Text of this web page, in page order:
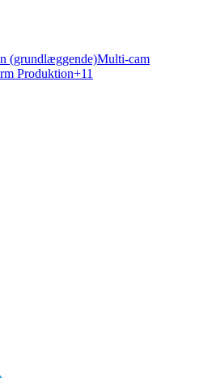
(grundlæggende)Multi-cam
Produktion+11